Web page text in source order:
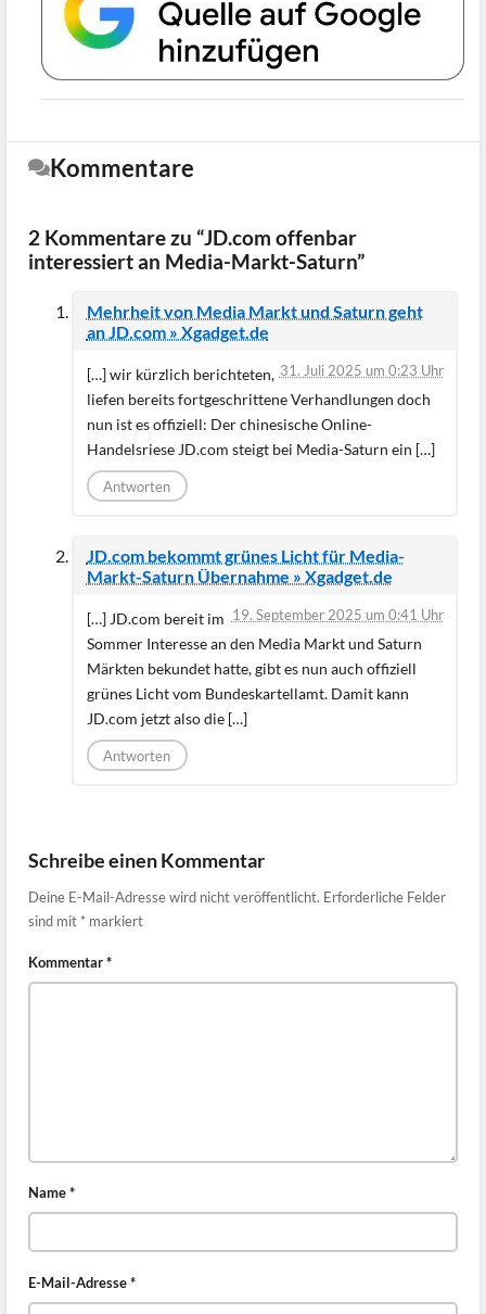
Kommentare
2 Kommentare zu “JD.com offenbar
interessiert an Media-Markt-Saturn”
Mehrheit von Media Markt und Saturn geht
an JD.com » Xgadget.de
31. Juli 2025 um 0:23 Uhr
[…] wir kürzlich berichteten,
liefen bereits fortgeschrittene Verhandlungen doch
nun ist es offiziell: Der chinesische Online-
Handelsriese JD.com steigt bei Media-Saturn ein […]
Antworten
JD.com bekommt grünes Licht für Media-
Markt-Saturn Übernahme » Xgadget.de
19. September 2025 um 0:41 Uhr
[…] JD.com bereit im
Sommer Interesse an den Media Markt und Saturn
Märkten bekundet hatte, gibt es nun auch offiziell
grünes Licht vom Bundeskartellamt. Damit kann
JD.com jetzt also die […]
Antworten
Schreibe einen Kommentar
Deine E-Mail-Adresse wird nicht veröffentlicht. Erforderliche Felder
sind mit * markiert
Kommentar*
Name*
E-Mail-Adresse*